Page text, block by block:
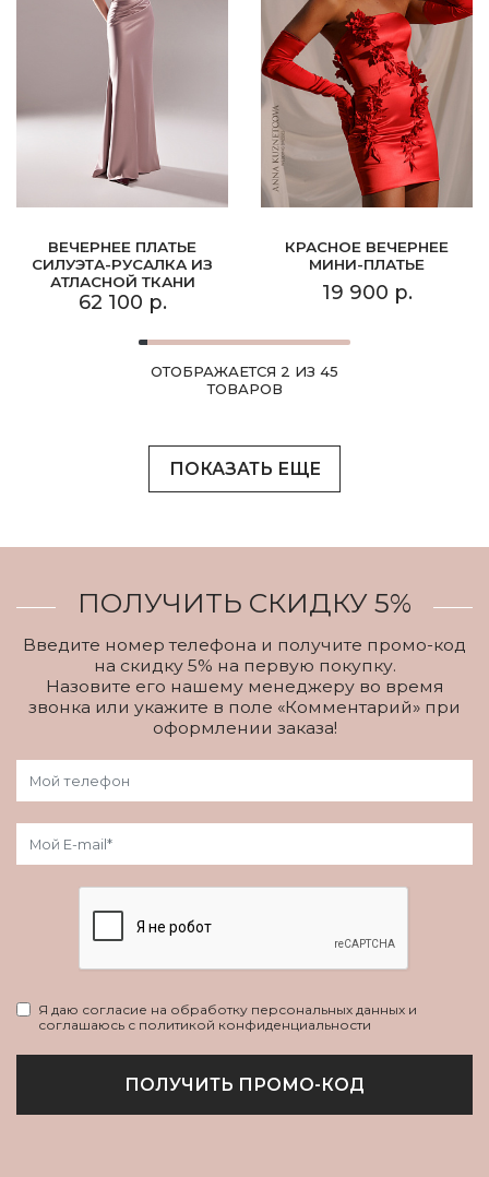
ВЕЧЕРНЕЕ ПЛАТЬЕ
СИЛУЭТА-РУСАЛКА ИЗ
АТЛАСНОЙ ТКАНИ
62 100 р.
КРАСНОЕ ВЕЧЕРНЕЕ
МИНИ-ПЛАТЬЕ
19 900 р.
ОТОБРАЖАЕТСЯ 2 ИЗ 45
ТОВАРОВ
ПОКАЗАТЬ ЕЩЕ
ПОЛУЧИТЬ СКИДКУ 5%
Введите номер телефона и получите промо-код
на скидку 5% на первую покупку.
Назовите его нашему менеджеру во время
звонка или укажите в поле «Комментарий» при
оформлении заказа!
Я даю согласие на обработку персональных данных и
соглашаюсь с политикой конфиденциальности
ПОЛУЧИТЬ ПРОМО-КОД